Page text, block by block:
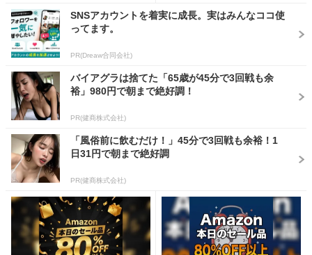
SNSアカウントを着実に成長。実はみんなココ使
ってます。
PR(Dreaw合同会社)
バイアグラは捨てた「65歳が45分で3回戦も余
裕」980円で朝まで絶好調！
PR(健商株式会社)
「風俗前に飲むだけ！」45分で3回戦も余裕！1
日31円で朝まで絶好調
PR(健商株式会社)